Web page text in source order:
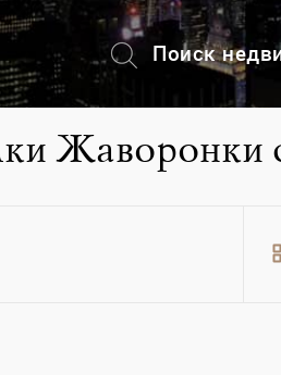
Поиск
+7 (495) 228-
Жаворонки